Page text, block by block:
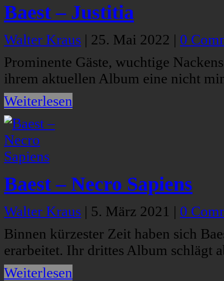
Baest – Justitia
Walter Kraus | 25. Mai 2022 | 0
Prominente Gäste, wuchtige
ihrem aktuellen Album eine nicht
Weiterlesen
Baest – Necro Sapiens
Walter Kraus | 5. März 2021 | 0
Binnen kürzester Zeit haben sich
erarbeitet. Ihr drittes Album schlägt
Weiterlesen